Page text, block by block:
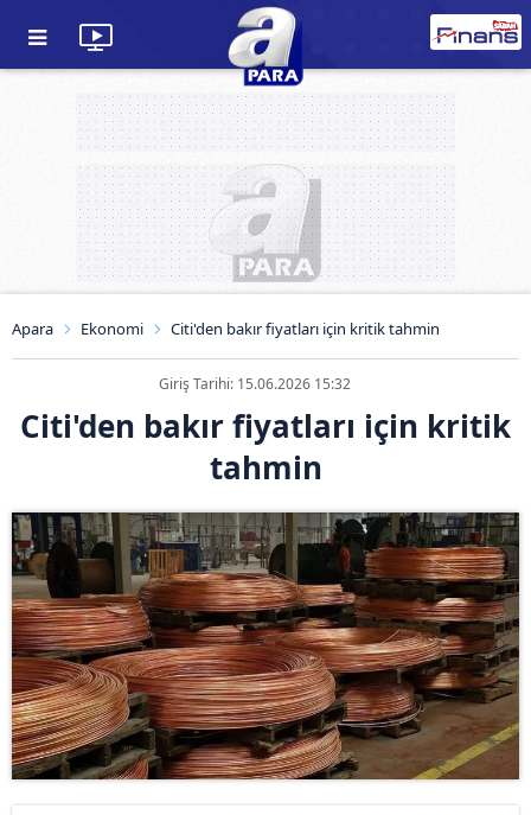
Apara Ekonomi Citi'den bakır fiyatları için kritik tahmin
Giriş Tarihi: 15.06.2026 15:32
Citi'den bakır fiyatları için kritik
tahmin